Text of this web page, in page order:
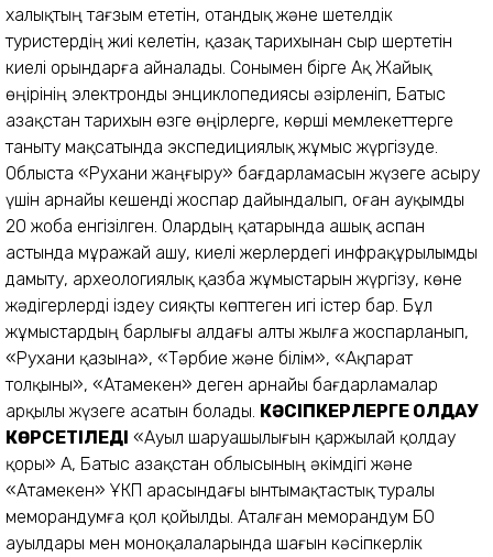
халықтың тағзым ететін, отандық және шетелдік
туристердің жиі келетін, қазақ тарихынан сыр шертетін
киелі орындарға айналады. Сонымен бірге Ақ Жайық
өңірінің электронды энциклопедиясы әзірленіп, Батыс
Қазақстан тарихын өзге өңірлерге, көрші мемлекеттерге
таныту мақсатында экспедициялық жұмыс жүргізуде.
Облыста «Рухани жаңғыру» бағдарламасын жүзеге асыру
үшін арнайы кешенді жоспар дайындалып, оған ауқымды
20 жоба енгізілген. Олардың қатарында ашық аспан
астында мұражай ашу, киелі жерлердегі инфрақұрылымды
дамыту, археологиялық қазба жұмыстарын жүргізу, көне
жәдігерлерді іздеу сияқты көптеген игі істер бар. Бұл
жұмыстардың барлығы алдағы алты жылға жоспарланып,
«Рухани қазына», «Тәрбие және білім», «Ақпарат
толқыны», «Атамекен» деген арнайы бағдарламалар
арқылы жүзеге асатын болады. КӘСІПКЕРЛЕРГЕ ҚОЛДАУ
КӨРСЕТІЛЕДІ «Ауыл шаруашылығын қаржылай қолдау
қоры» АҚ, Батыс Қазақстан облысының әкімдігі және
«Атамекен» ҰКП арасындағы ынтымақтастық туралы
меморандумға қол қойылды. Аталған меморандум БҚО
ауылдары мен моноқалаларында шағын кәсіпкерлік